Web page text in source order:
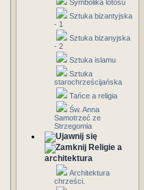
Symbolika lotosu
Sztuka bizantyjska
- 1
Sztuka bizanyjska
- 2
Sztuka islamu
Sztuka
starochrześcijańska
Tańce a religia
Św. Anna
Samotrzeć ze
Strzegomia
Religie a
architektura
Architektura
chrześci.